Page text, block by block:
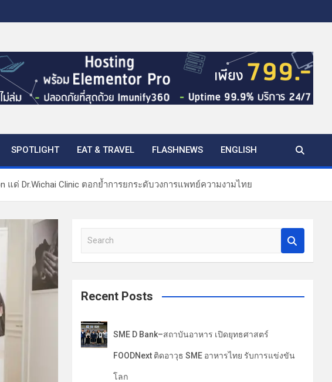
SPOTLIGHT EAT & TRAVEL FLASHNEWS ENGLISH
แด่ Dr.Wichai Clinic ตอกย้ำการยกระดับวงการแพทย์ความงามไทย
a
c
Recent Posts
SME D Bank–สถาบันอาหาร เปิดยุทธศาสตร์
FOODNext ติดอาวุธ SME อาหารไทย รับการแข่งขัน
โลก